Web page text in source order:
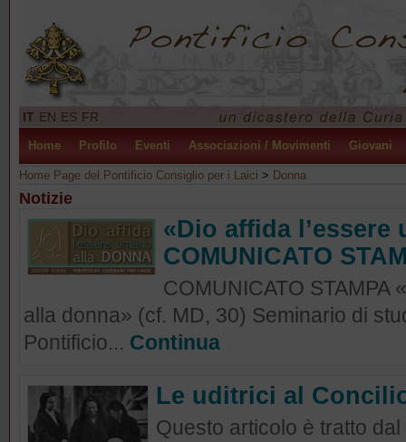
IT EN ES FR
Home Profilo Eventi Associazioni / Movimenti Giovani
Home Page del Pontificio Consiglio per i Laici > Donna
Notizie
«Dio affida l’essere
COMUNICATO
COMUNICATO STAMPA
alla donna» (cf. MD, 30) Seminario di
Pontificio... Continua
Le uditrici al
Questo articolo è tratto